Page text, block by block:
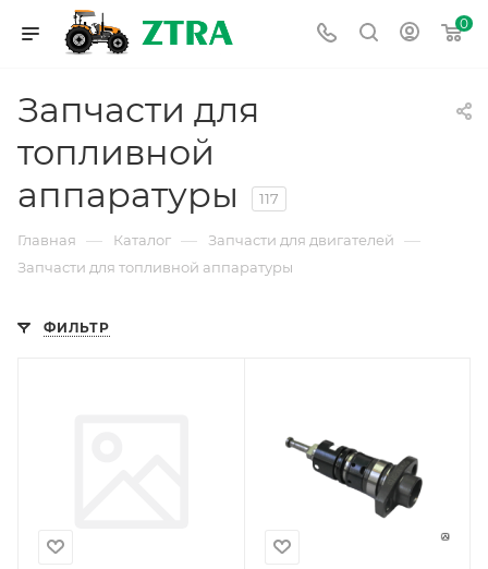
0
Запчасти для
топливной
аппаратуры
117
Главная — Каталог — Запчасти для двигателей —
Запчасти для топливной аппаратуры
ФИЛЬТР